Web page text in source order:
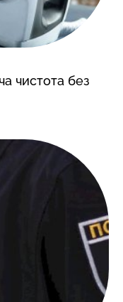
чистота без